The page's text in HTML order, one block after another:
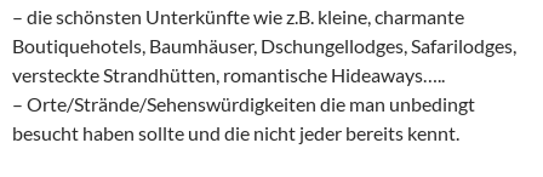
– die schönsten Unterkünfte wie z.B. kleine, charmante
Boutiquehotels, Baumhäuser, Dschungellodges, Safarilodges,
versteckte Strandhütten, romantische Hideaways…..
– Orte/Strände/Sehenswürdigkeiten die man unbedingt
besucht haben sollte und die nicht jeder bereits kennt.